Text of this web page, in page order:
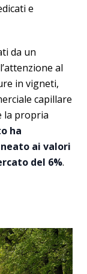
e
da un
al
in vigneti,
capillare
la propria
ha
ai valori
del 6%.